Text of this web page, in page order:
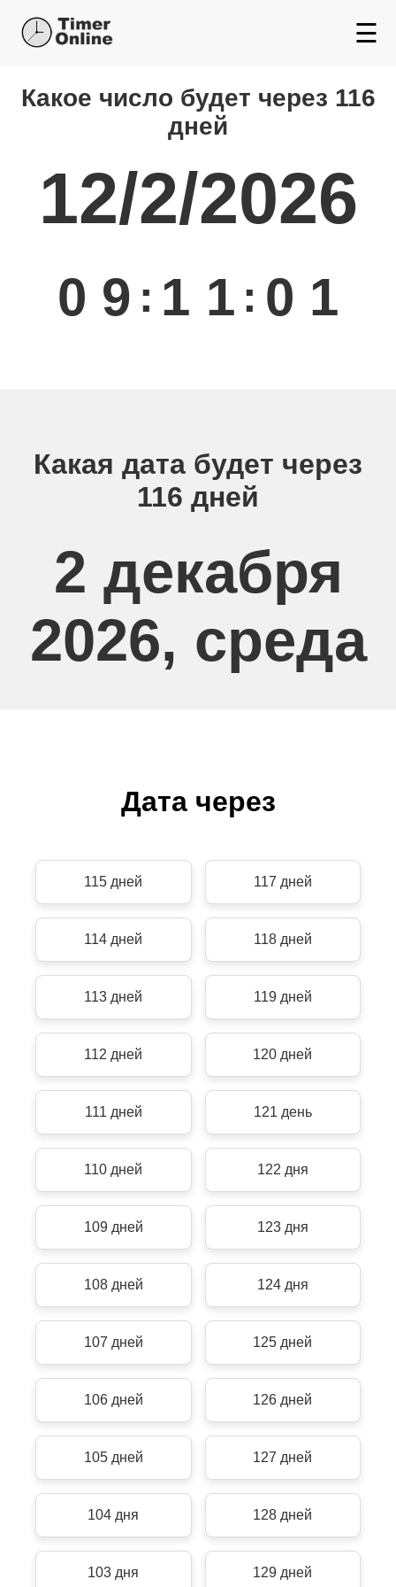
☰
Какой день будет через
Какое число будет через 116
дней
12/2/2026
0 9 : 1 1 : 0 1
Какая дата будет через
116 дней
2 декабря
2026, среда
Дата через
115 дней 117 дней
114 дней 118 дней
113 дней 119 дней
112 дней 120 дней
111 дней 121 день
110 дней 122 дня
109 дней 123 дня
108 дней 124 дня
107 дней 125 дней
106 дней 126 дней
105 дней 127 дней
104 дня 128 дней
103 дня 129 дней